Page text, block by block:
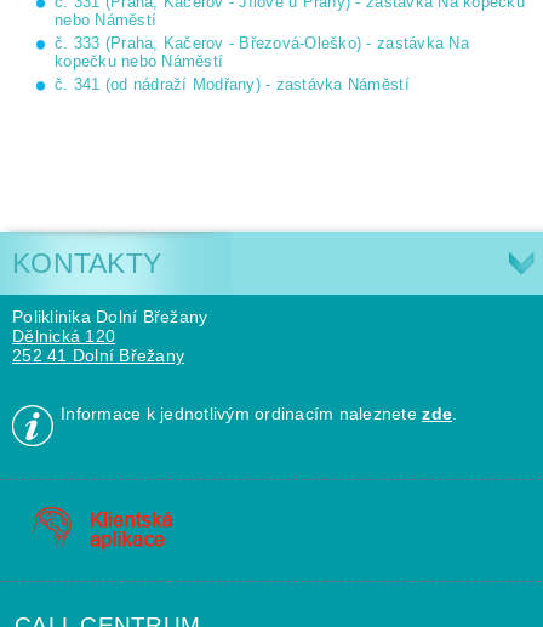
nebo Náměstí
č. 333 (Praha, Kačerov - Březová-Oleško) - zastávka Na
kopečku nebo Náměstí
č. 341 (od nádraží Modřany) - zastávka Náměstí
KONTAKTY
Poliklinika Dolní Břežany
Dělnická 120
252 41 Dolní Břežany
Informace k jednotlivým ordinacím naleznetezde